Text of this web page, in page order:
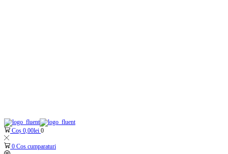
Coș 0,00lei 0
0 Cos cumparaturi